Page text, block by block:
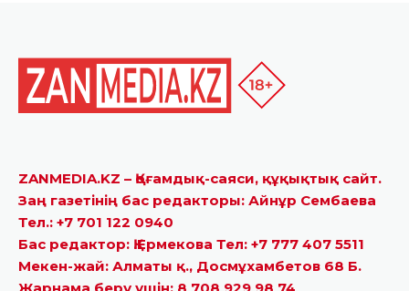
ZANMEDIA.KZ – Қоғамдық-саяси, құқықтық сайт.
Заң газетінің бас редакторы: Айнұр Сембаева
Тел.: +7 701 122 0940
Бас редактор: Қ.Ермекова Тел: +7 777 407 5511
Мекен-жай: Алматы қ., Досмұхамбетов 68 Б.